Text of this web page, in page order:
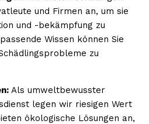
und Firmen an, um sie
und -bekämpfung zu
Wissen können Sie
zu
Als umweltbewusster
legen wir riesigen Wert
ökologische Lösungen an,